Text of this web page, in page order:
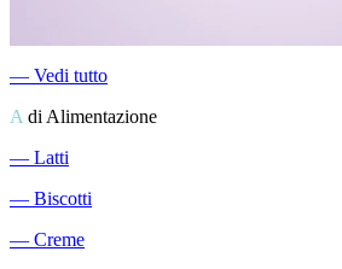
― Vedi tutto
A di Alimentazione
― Latti
― Biscotti
― Creme